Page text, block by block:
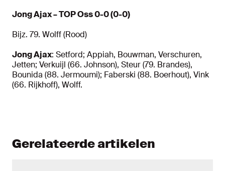
Jong Ajax – TOP Oss 0-0 (0-0)
Bijz. 79. Wolff (Rood)
Jong Ajax: Setford; Appiah, Bouwman, Verschuren,
Jetten; Verkuijl (66. Johnson), Steur (79. Brandes),
Bounida (88. Jermoumi); Faberski (88. Boerhout), Vink
(66. Rijkhoff), Wolff.
Gerelateerde artikelen